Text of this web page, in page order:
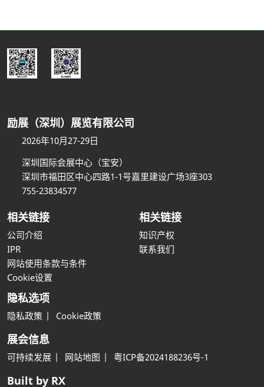
励展（深圳）展览有限公司
2026年10月27-29日
深圳国际会展中心（宝安）
深圳市福田区中心四路1-1号嘉里建设广场3座303
755-23834577
相关链接
公司介绍
IPR
网站使用条款与条件
Cookie设置
相关链接
知识产权
联系我们
隐私选项
隐私政策 Cookie政策
展会信息
可持续发展 网站地图 粤ICP备2024188236号-1
Built by RX